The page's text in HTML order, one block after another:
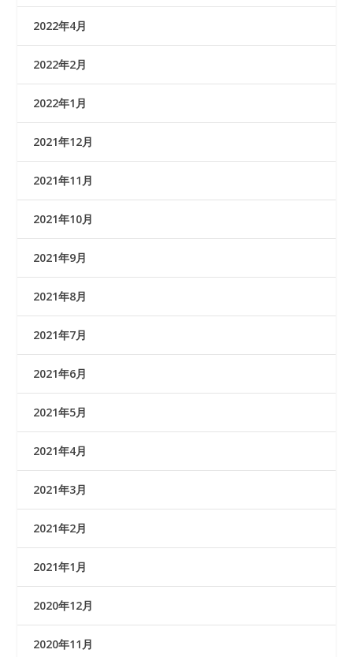
2022年4月
2022年2月
2022年1月
2021年12月
2021年11月
2021年10月
2021年9月
2021年8月
2021年7月
2021年6月
2021年5月
2021年4月
2021年3月
2021年2月
2021年1月
2020年12月
2020年11月